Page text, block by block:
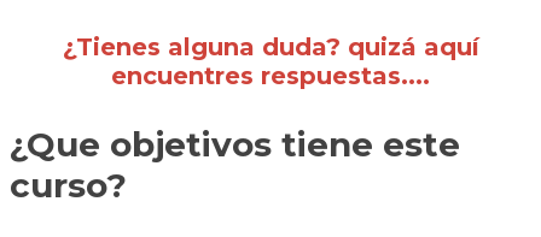
¿Tienes alguna duda? quizá aquí
encuentres respuestas....
¿Que objetivos tiene este
curso?